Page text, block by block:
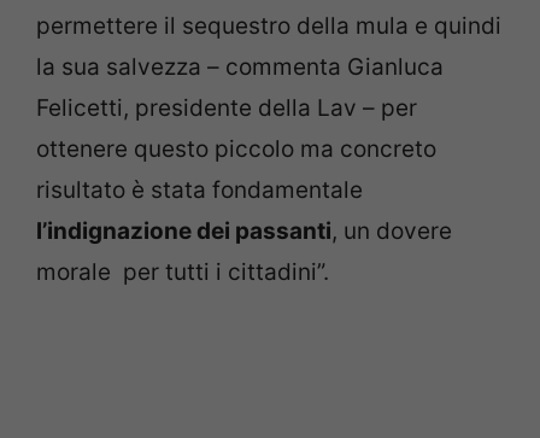
permettere il sequestro della mula e quindi
la sua salvezza – commenta Gianluca
Felicetti, presidente della Lav – per
ottenere questo piccolo ma concreto
risultato è stata fondamentale
l’indignazione dei passanti, un dovere
morale per tutti i cittadini”.